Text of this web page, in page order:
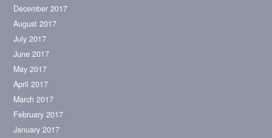
December 2017
August 2017
July 2017
June 2017
May 2017
April 2017
March 2017
February 2017
January 2017